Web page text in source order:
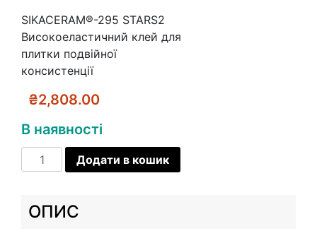
SIKACERAM®-295 STARS2
Високоеластичний клей для
плитки подвійної
консистенції
₴2,808.00
В наявності
SIKACERAM®-295
STARS2
клей
для
Додати в кошик
ОПИС